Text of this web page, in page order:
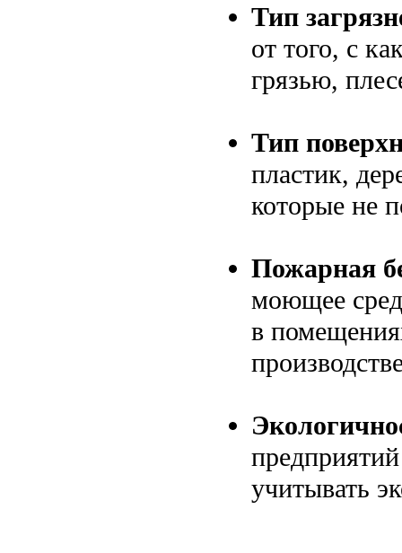
Тип
от того, с
грязью,
Тип
пластик,
которые не
Пожарная
моющее
в
учитывать